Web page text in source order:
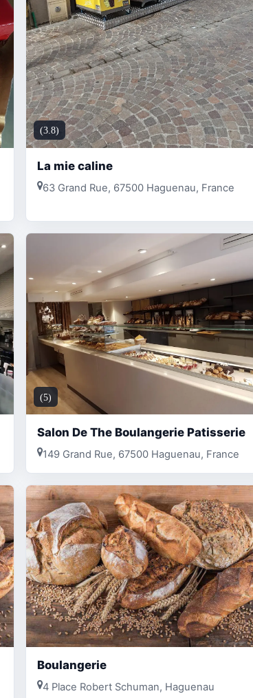
(3.8)
La mie caline
63 Grand Rue, 67500 Haguenau, France
(5)
Salon De The Boulangerie Patisserie
149 Grand Rue, 67500 Haguenau, France
Boulangerie
4 Place Robert Schuman, Haguenau